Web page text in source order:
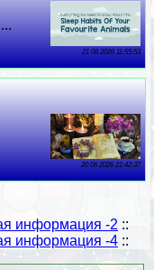
21 06 2026 11:55:53
20 06 2026 21:42:37
информация -2 ::
информация -4 ::